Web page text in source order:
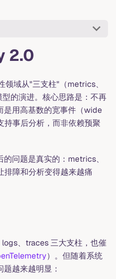
2.0
域从"三支柱"（metrics、
的演进。核心思路是：不再
是用高基数的宽事件（wide
事后分析，而非依赖预聚
问题是真实的：metrics、
障和分析变得越来越痛
、traces 三大支柱，也催
）。但随着系统
越来越明显：